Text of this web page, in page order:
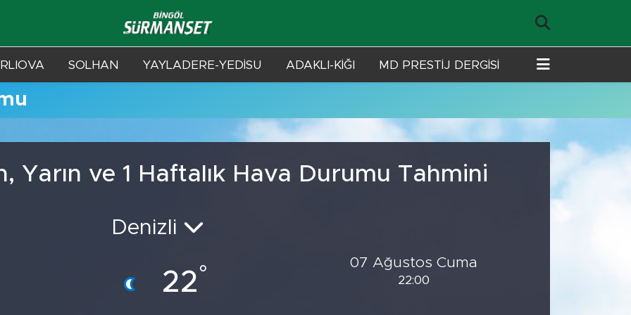
SOLHAN YAYLADERE-YEDİSU ADAKLI-KİĞI MD PRESTİJ DERGİSİ
Yarın ve 1 Haftalık Hava Durumu Tahmini
Denizli
22°
07 Ağustos Cuma
22:00